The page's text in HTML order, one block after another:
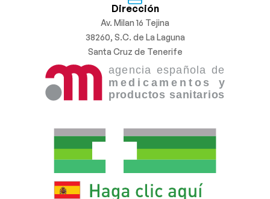
Dirección
Av. Milan 16 Tejina
38260, S.C. de La Laguna
Santa Cruz de Tenerife